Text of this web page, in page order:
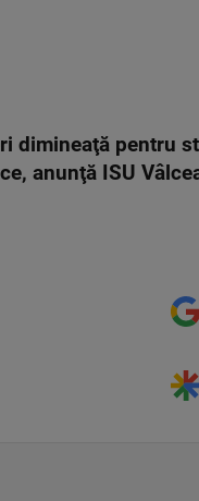
dimineaţă pentru
anunţă ISU